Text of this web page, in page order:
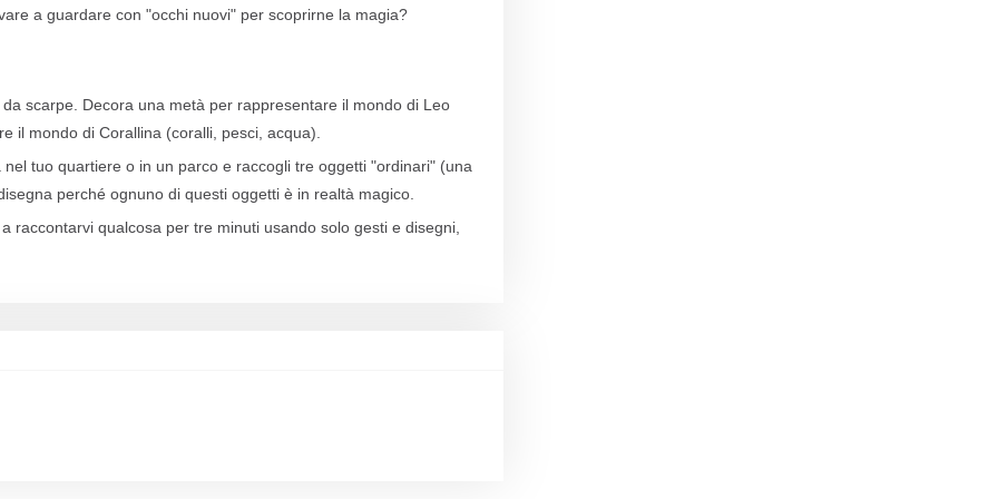
a guardare con "occhi nuovi" per scoprirne la magia?
scarpe. Decora una metà per rappresentare il mondo di Leo
il mondo di Corallina (coralli, pesci, acqua).
tuo quartiere o in un parco e raccogli tre oggetti "ordinari" (una
perché ognuno di questi oggetti è in realtà magico.
raccontarvi qualcosa per tre minuti usando solo gesti e disegni,